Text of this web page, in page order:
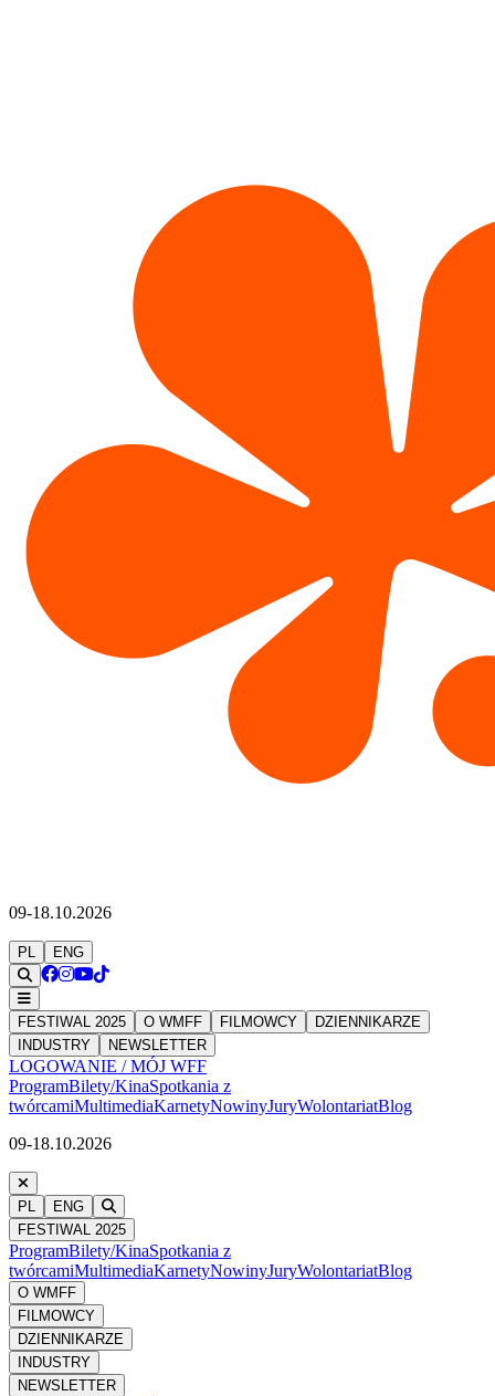
09-18.10.2026
PL ENG
FESTIWAL 2025 O WMFF FILMOWCY
DZIENNIKARZE
INDUSTRY
NEWSLETTER
LOGOWANIE / MÓJ WFF
ProgramBilety/KinaSpotkania z
twórcamiMultimediaKarnetyNowinyJuryWolontariatBlog
09-18.10.2026
PL
ENG
FESTIWAL 2025
ProgramBilety/KinaSpotkania z
twórcamiMultimediaKarnetyNowinyJuryWolontariatBlog
O WMFF
FILMOWCY
DZIENNIKARZE
INDUSTRY
NEWSLETTER